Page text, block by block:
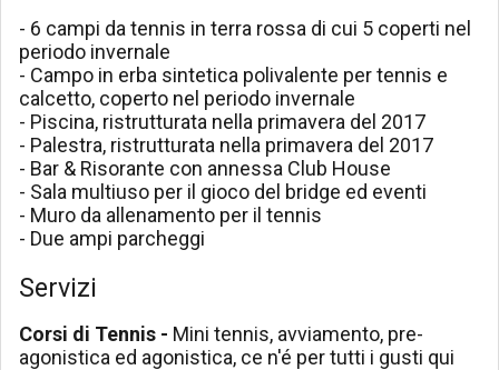
- 6 campi da tennis in terra rossa di cui 5 coperti nel
periodo invernale
- Campo in erba sintetica polivalente per tennis e
calcetto, coperto nel periodo invernale
- Piscina, ristrutturata nella primavera del 2017
- Palestra, ristrutturata nella primavera del 2017
- Bar & Risorante con annessa Club House
- Sala multiuso per il gioco del bridge ed eventi
- Muro da allenamento per il tennis
- Due ampi parcheggi
Servizi
Corsi di Tennis - Mini tennis, avviamento, pre-
agonistica ed agonistica, ce n'é per tutti i gusti qui